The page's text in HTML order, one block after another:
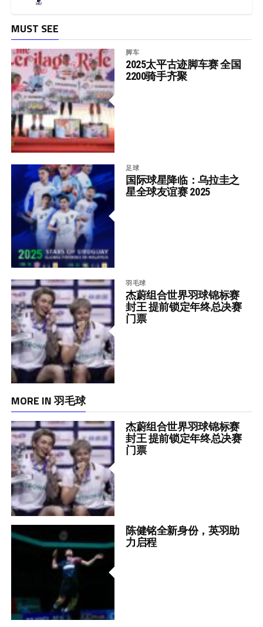
MUST SEE
脚车
2025太平古迹脚车赛 全国
2200骑手齐聚
足球
国际球星降临：乌拉圭之
星全球友谊赛 2025
羽毛球
杰蔚组合世界羽球锦标赛
封王 提前锁定年终总决赛
门票
MORE IN 羽毛球
杰蔚组合世界羽球锦标赛
封王 提前锁定年终总决赛
门票
陈健铭全新身份，英羽助
力启程